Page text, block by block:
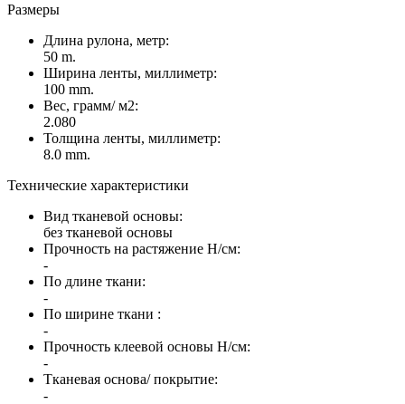
Размеры
Длина рулона, метр:
50 m.
Ширина ленты, миллиметр:
100 mm.
Вес, грамм/ м2:
2.080
Толщина ленты, миллиметр:
8.0 mm.
Технические характеристики
Вид тканевой основы:
без тканевой основы
Прочность на растяжение Н/см:
-
По длине ткани:
-
По ширине ткани :
-
Прочность клеевой основы Н/см:
-
Тканевая основа/ покрытие:
-